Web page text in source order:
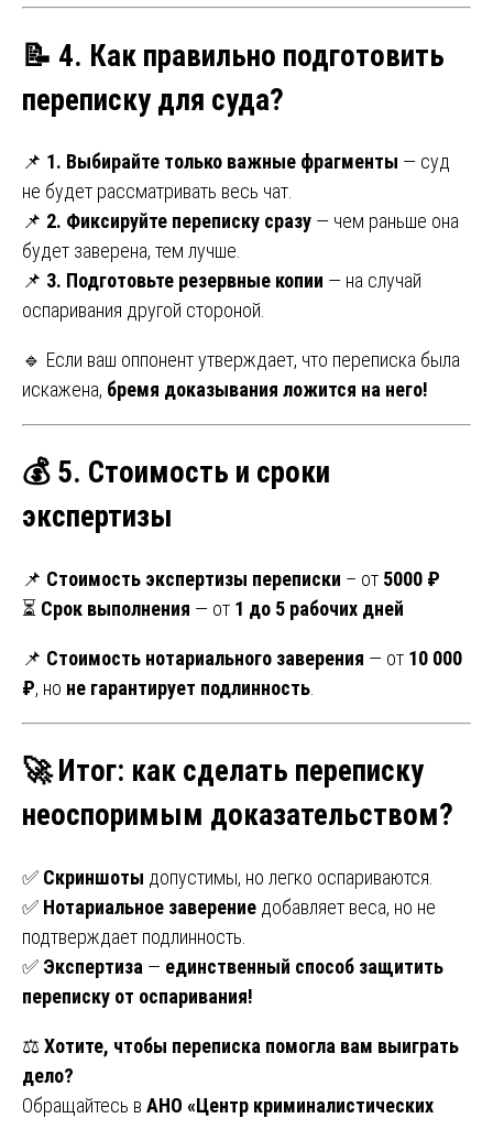
📝 4. Как правильно подготовить
переписку для суда?
📌 1. Выбирайте только важные фрагменты — суд
не будет рассматривать весь чат.
📌 2. Фиксируйте переписку сразу — чем раньше она
будет заверена, тем лучше.
📌 3. Подготовьте резервные копии — на случай
оспаривания другой стороной.
🔹 Если ваш оппонент утверждает, что переписка была
искажена, бремя доказывания ложится на него!
💰 5. Стоимость и сроки
экспертизы
📌 Стоимость экспертизы переписки – от 5000 ₽
⏳ Срок выполнения — от 1 до 5 рабочих дней
📌 Стоимость нотариального заверения — от 10 000
₽, но не гарантирует подлинность
🚀 Итог: как сделать переписку
неоспоримым доказательством?
✅ Скриншоты допустимы, но легко оспариваются.
✅ Нотариальное заверение добавляет веса, но не
подтверждает подлинность.
✅ Экспертиза — единственный способ защитить
переписку от оспаривания!
⚖ Хотите, чтобы переписка помогла вам выиграть
дело?
Обращайтесь в АНО «Центр криминалистических